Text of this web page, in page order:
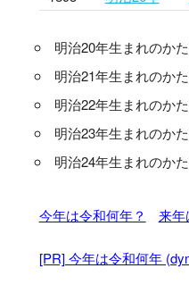
明治20年生まれのか
明治21年生まれのか
明治22年生まれのか
明治23年生まれのか
明治24年生まれのか
今年は令和何年？ 来年
[PR] 今年は令和何年